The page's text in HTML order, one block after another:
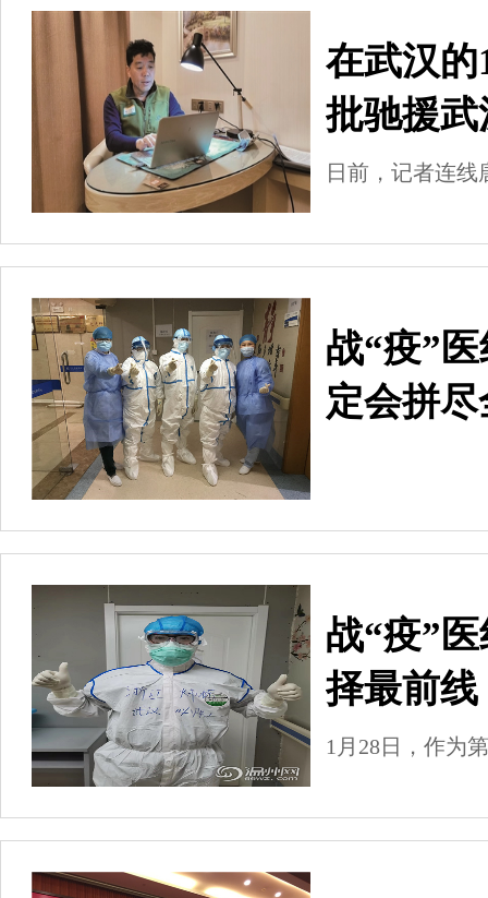
在武汉
批驰援
日前，记者连线
战“疫”
定会拼
战“疫”
择最前线
1月28日，作为